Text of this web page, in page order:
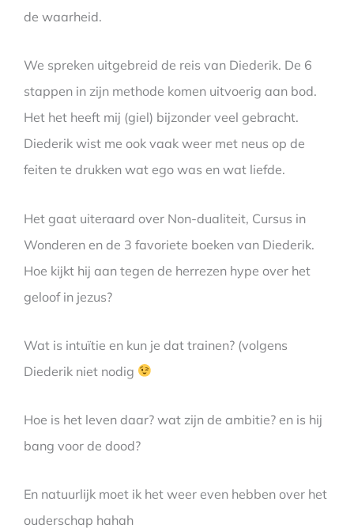
de waarheid.
We spreken uitgebreid de reis van Diederik. De 6
stappen in zijn methode komen uitvoerig aan bod.
Het het heeft mij (giel) bijzonder veel gebracht.
Diederik wist me ook vaak weer met neus op de
feiten te drukken wat ego was en wat liefde.
Het gaat uiteraard over Non-dualiteit, Cursus in
Wonderen en de 3 favoriete boeken van Diederik.
Hoe kijkt hij aan tegen de herrezen hype over het
geloof in jezus?
Wat is intuïtie en kun je dat trainen? (volgens
Diederik niet nodig
Hoe is het leven daar? wat zijn de ambitie? en is hij
bang voor de dood?
En natuurlijk moet ik het weer even hebben over het
ouderschap hahah